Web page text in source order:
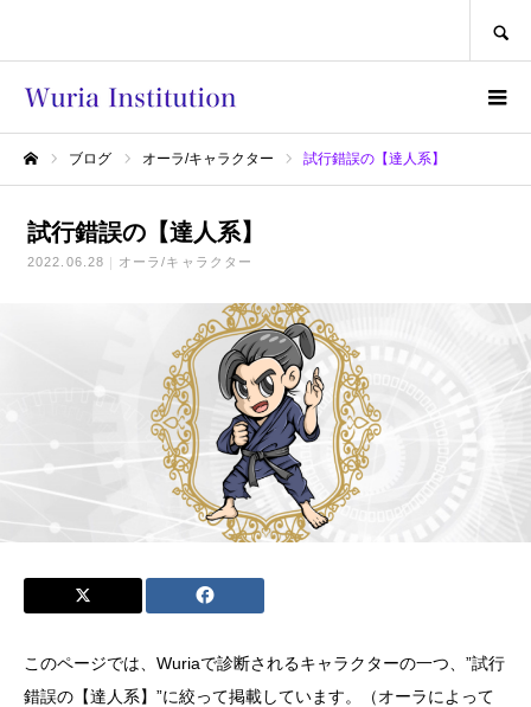
ブログ オーラ/キャラクター 試行錯誤の【達人系】
試行錯誤の【達人系】
2022.06.28 オーラ/キャラクター
このページでは、Wuriaで診断されるキャラクターの一つ、”試行
錯誤の【達人系】”に絞って掲載しています。（オーラによって